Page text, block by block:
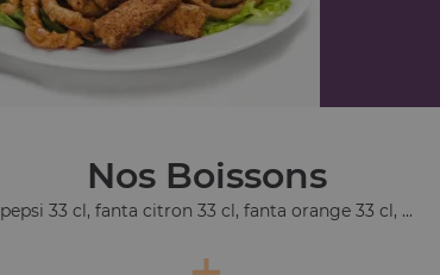
Nos Boissons
pepsi 33 cl, fanta citron 33 cl, fanta orange 33 cl, ...